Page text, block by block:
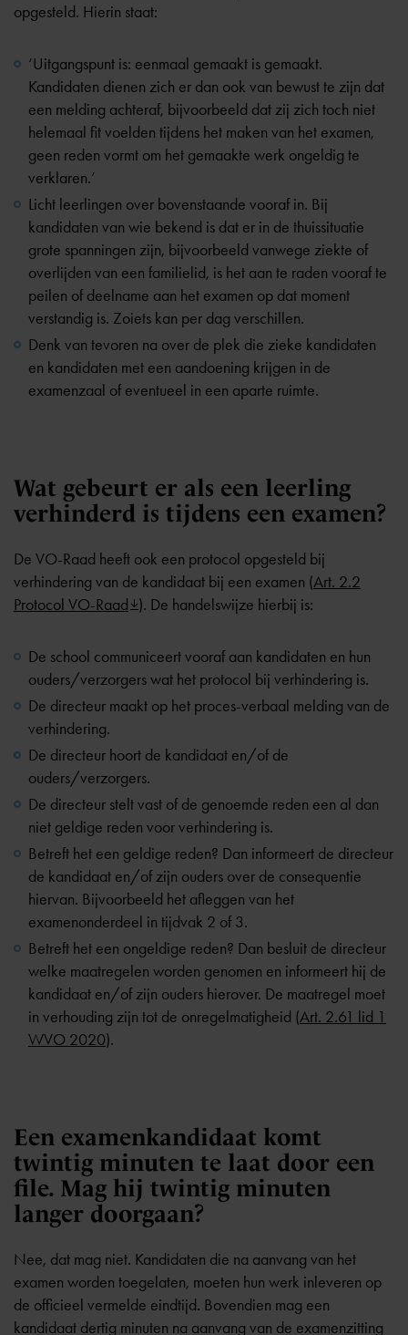
opgesteld. Hierin staat:
‘Uitgangspunt is: eenmaal gemaakt is gemaakt.
Kandidaten dienen zich er dan ook van bewust te zijn dat
een melding achteraf, bijvoorbeeld dat zij zich toch niet
helemaal fit voelden tijdens het maken van het examen,
geen reden vormt om het gemaakte werk ongeldig te
verklaren.’
Licht leerlingen over bovenstaande vooraf in. Bij
kandidaten van wie bekend is dat er in de thuissituatie
grote spanningen zijn, bijvoorbeeld vanwege ziekte of
overlijden van een familielid, is het aan te raden vooraf te
peilen of deelname aan het examen op dat moment
verstandig is. Zoiets kan per dag verschillen.
Denk van tevoren na over de plek die zieke kandidaten
en kandidaten met een aandoening krijgen in de
examenzaal of eventueel in een aparte ruimte.
Wat gebeurt er als een leerling
verhinderd is tijdens een examen?
De VO-Raad heeft ook een protocol opgesteld bij
verhindering van de kandidaat bij een examen (Art. 2.2
Protocol VO-Raad ). De handelswijze hierbij is:
De school communiceert vooraf aan kandidaten en hun
ouders/verzorgers wat het protocol bij verhindering is.
De directeur maakt op het proces-verbaal melding van de
verhindering.
De directeur hoort de kandidaat en/of de
ouders/verzorgers.
De directeur stelt vast of de genoemde reden een al dan
niet geldige reden voor verhindering is.
Betreft het een geldige reden? Dan informeert de directeur
de kandidaat en/of zijn ouders over de consequentie
hiervan. Bijvoorbeeld het afleggen van het
examenonderdeel in tijdvak 2 of 3.
Betreft het een ongeldige reden? Dan besluit de directeur
welke maatregelen worden genomen en informeert hij de
kandidaat en/of zijn ouders hierover. De maatregel moet
in verhouding zijn tot de onregelmatigheid (Art. 2.61 lid 1
WVO 2020).
Een examenkandidaat komt
twintig minuten te laat door een
file. Mag hij twintig minuten
langer doorgaan?
Nee, dat mag niet. Kandidaten die na aanvang van het
examen worden toegelaten, moeten hun werk inleveren op
de officieel vermelde eindtijd. Bovendien mag een
kandidaat dertig minuten na aanvang van de examenzitting